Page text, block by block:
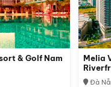
& Golf Nam
Melia
Đà